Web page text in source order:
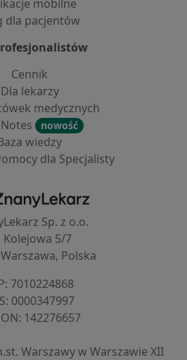
mobilne
dla pacjentów
Cennik
Dla lekarzy
medycznych
nowość
wiedzy
dla Specjalisty
ZnanyLekarz - Strona główna
Sp. z o.o.
Kolejowa 5/7
Polska
⁠7010224868
⁠0000347997
⁠142276657
Warszawy w Warszawie XII